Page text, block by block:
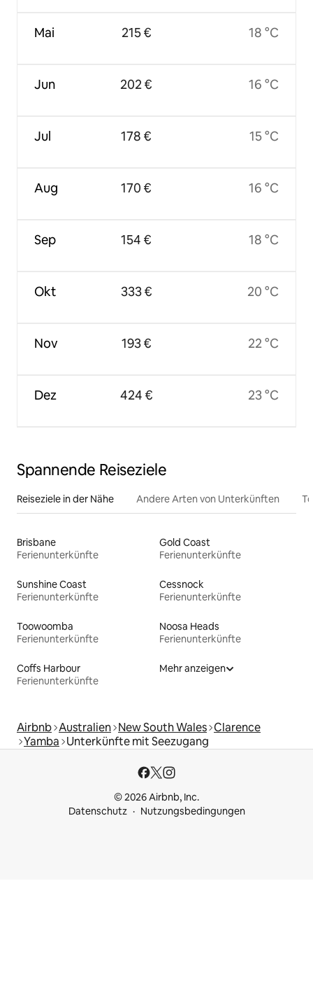
Mai
Jun
Jul
Aug
Sep
Okt
Nov
Dez
215 €
202 €
178 €
170 €
154 €
333 €
193 €
424 €
18 °C
16 °C
15 °C
16 °C
18 °C
20 °C
22 °C
23 °C
Spannende Reiseziele
Reiseziele in der Nähe Andere Arten von Unterkünften
Brisbane
Ferienunterkünfte
Gold Coast
Ferienunterkünfte
Sunshine Coast
Ferienunterkünfte
Cessnock
Ferienunterkünfte
Toowoomba
Ferienunterkünfte
Noosa Heads
Ferienunterkünfte
Coffs Harbour
Ferienunterkünfte
Mehr anzeigen
Airbnb Australien New South Wales Clarence
Yamba Unterkünfte mit Seezugang
© 2026 Airbnb, Inc.
Datenschutz
Nutzungsbedingungen